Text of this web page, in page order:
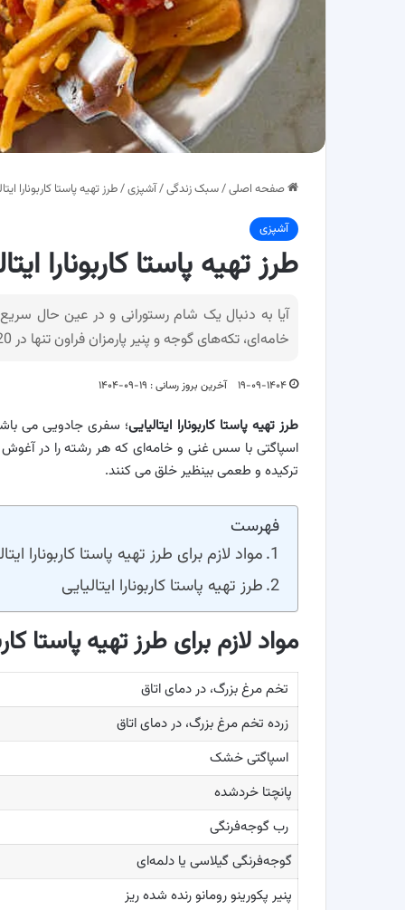
صفحه اصلی/سبک زندگی/آشپزی/طرز تهیه پاستا کاربونارا
آشپزی
طرز تهیه پاستا کاربونارا
آیا به دنبال یک شام رستورانی و در عین حال سریع
خامه‌ای، تکه‌های گوجه و پنیر پارمزان فراون تنها در 20 دقیقه آماده می شود.
۱۹-۰۹-۱۴۰۴ آخرین بروز رسانی : ۱۹-۰۹-۱۴۰۴
طرز تهیه پاستا کاربونارا ایتالیایی؛ سفری جادویی می
اسپاگتی با سس غنی و خامه‌ای که هر رشته را در آغوش
ترکیده و طعمی بینظیر خلق می کنند.
فهرست
مواد لازم برای طرز تهیه پاستا کاربونارا
طرز تهیه پاستا کاربونارا ایتالیایی
مواد لازم برای طرز تهیه پاستا
تخم مرغ بزرگ، در دمای اتاق
زرده تخم مرغ بزرگ، در دمای اتاق
اسپاگتی خشک
پانچتا خردشده
رب گوجه‌فرنگی
گوجه‌فرنگی گیلاسی یا دلمه‌ای
پنیر پکورینو رومانو رنده شده ریز